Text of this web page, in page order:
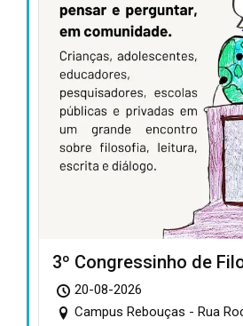
3º Congressinho de
20-08-2026
Campus Rebouças - Rua